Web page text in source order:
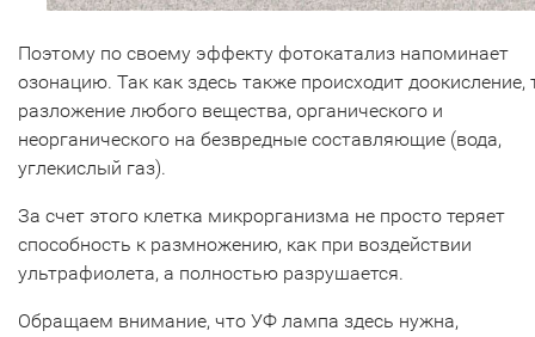
Поэтому по своему эффекту фотокатализ напоминает
озонацию. Так как здесь также происходит доокисление,
разложение любого вещества, органического и
неорганического на безвредные составляющие (вода,
углекислый газ).
За счет этого клетка микрорганизма не просто теряет
способность к размножению, как при воздействии
ультрафиолета, а полностью разрушается.
Обращаем внимание, что УФ лампа здесь нужна,